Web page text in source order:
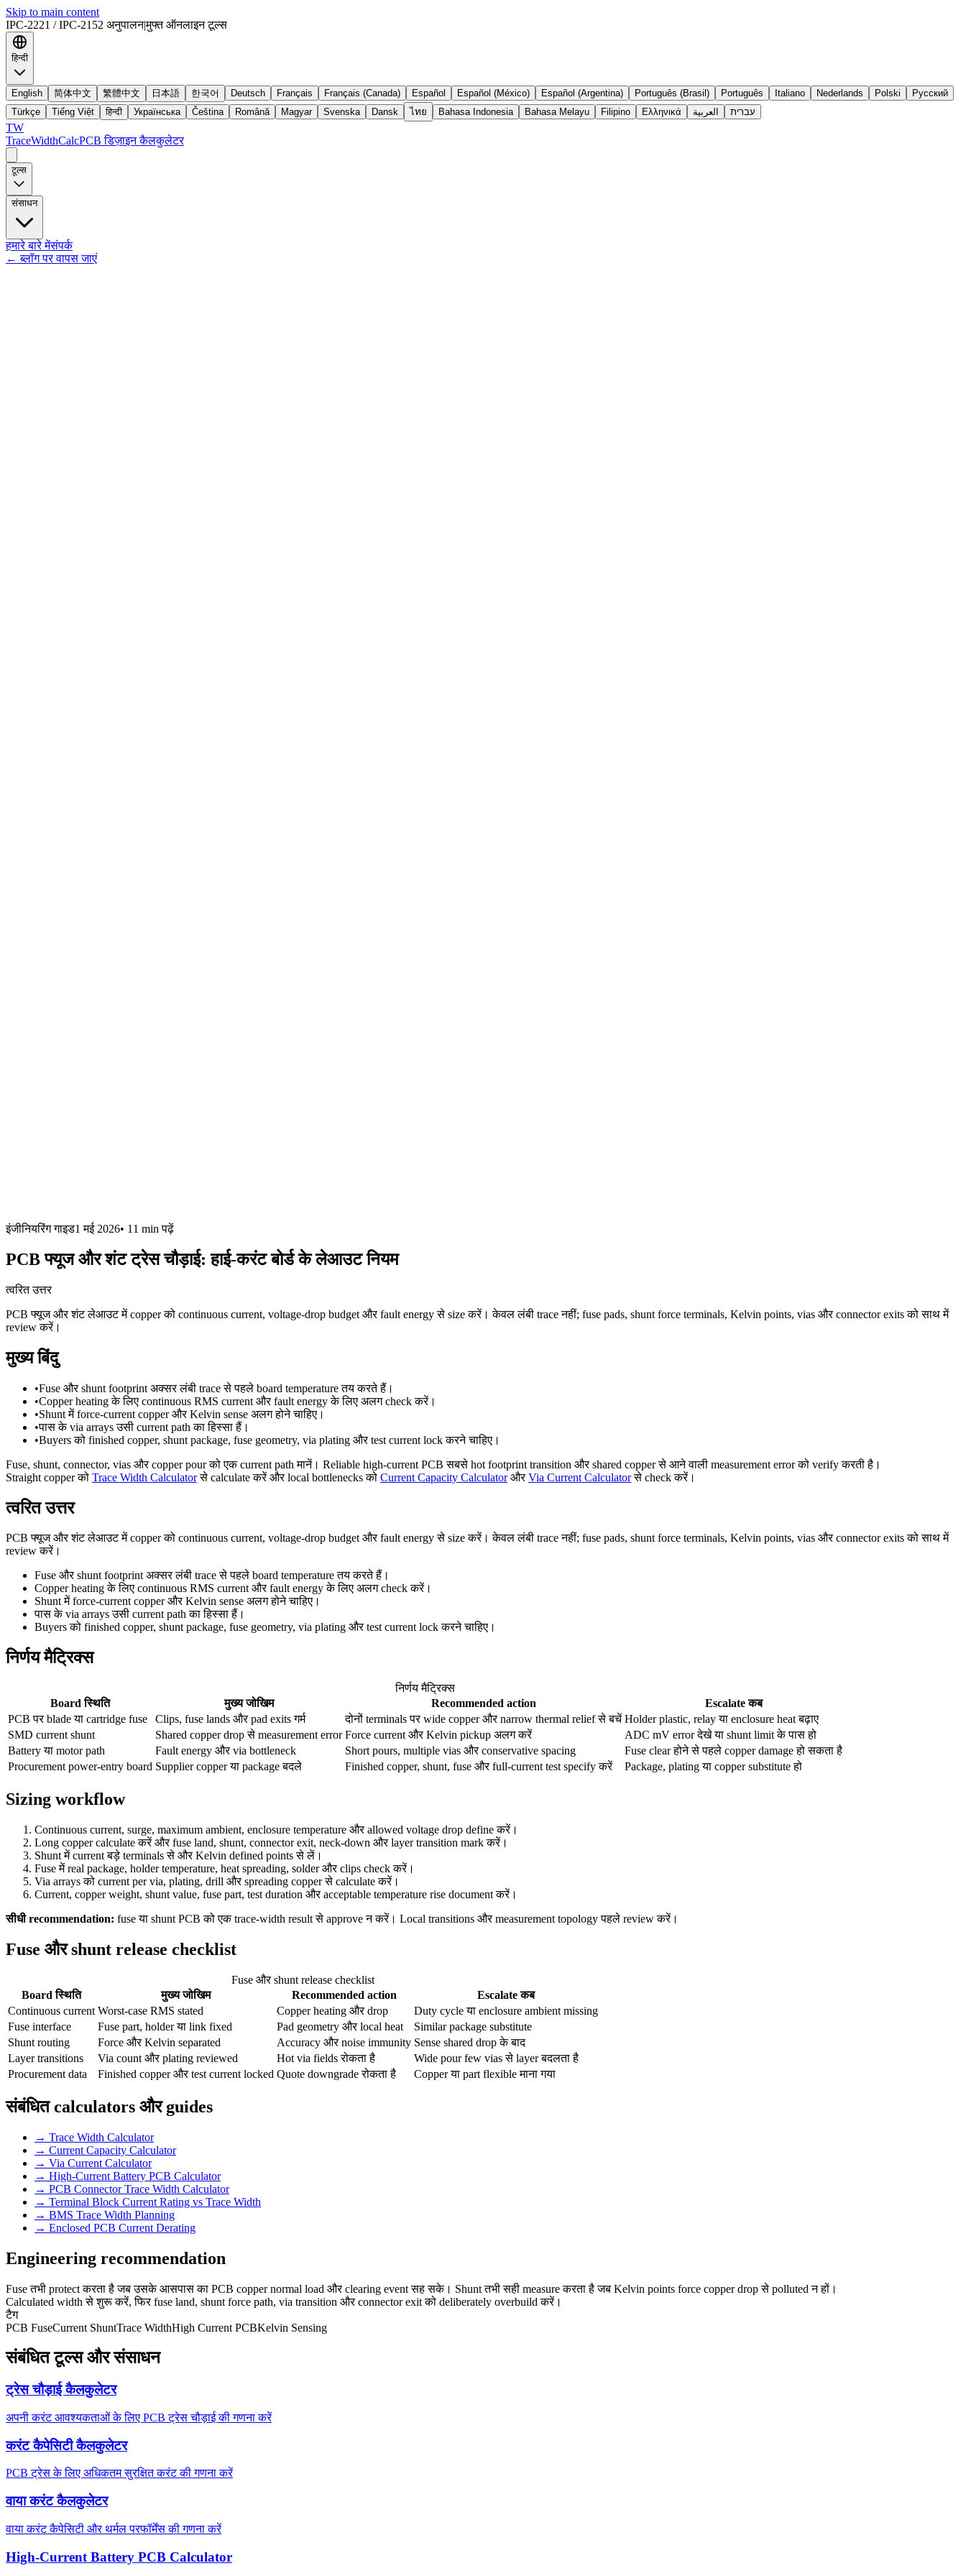
Skip to main content
IPC-2221 / IPC-2152 अनुपालन|मुफ्त ऑनलाइन टूल्स
हिन्दी
English 简体中文 繁體中文 日本語 한국어 Deutsch Français Français (Canada) Español Español (México) Español (Argentina) Português (Brasil) Português Italiano Nederlands Polski
Русский
Türkçe
Tiếng Việt हिन्दी Українська Čeština Română Magyar Svenska Dansk ไทย Bahasa Indonesia Bahasa Melayu Filipino Ελληνικά العربية עברית
TW
TraceWidthCalcPCB डिज़ाइन कैलकुलेटर
टूल्स
संसाधन
हमारे बारे मेंसंपर्क
← ब्लॉग पर वापस जाएं
इंजीनियरिंग गाइड1 मई 2026• 11 min पढ़ें
PCB फ्यूज और शंट ट्रेस चौड़ाई: हाई-करंट बोर्ड के लेआउट नियम
त्वरित उत्तर
PCB फ्यूज और शंट लेआउट में copper को continuous current, voltage-drop budget और fault energy से size करें। केवल लंबी trace नहीं; fuse pads, shunt force terminals, Kelvin points, vias और connector exits को साथ में
review करें।
मुख्य बिंदु
•Fuse और shunt footprint अक्सर लंबी trace से पहले board temperature तय करते हैं।
•Copper heating के लिए continuous RMS current और fault energy के लिए अलग check करें।
•Shunt में force-current copper और Kelvin sense अलग होने चाहिए।
•पास के via arrays उसी current path का हिस्सा हैं।
•Buyers को finished copper, shunt package, fuse geometry, via plating और test current lock करने चाहिए।
Fuse, shunt, connector, vias और copper pour को एक current path मानें। Reliable high-current PCB सबसे hot footprint transition और shared copper से आने वाली measurement error को verify करती है।
Straight copper को Trace Width Calculatorसे calculate करें और local bottlenecks को Current Capacity CalculatorऔरVia Current Calculatorसे check करें।
त्वरित उत्तर
PCB फ्यूज और शंट लेआउट में copper को continuous current, voltage-drop budget और fault energy से size करें। केवल लंबी trace नहीं; fuse pads, shunt force terminals, Kelvin points, vias और connector exits को साथ में
review करें।
Fuse और shunt footprint अक्सर लंबी trace से पहले board temperature तय करते हैं।
Copper heating के लिए continuous RMS current और fault energy के लिए अलग check करें।
Shunt में force-current copper और Kelvin sense अलग होने चाहिए।
पास के via arrays उसी current path का हिस्सा हैं।
Buyers को finished copper, shunt package, fuse geometry, via plating और test current lock करने चाहिए।
निर्णय मैट्रिक्स
निर्णय मैट्रिक्स
Board स्थिति
मुख्य जोखिम Recommended action
Escalate कब
PCB पर blade या cartridge fuse
Clips, fuse lands और pad exits गर्म दोनों terminals पर wide copper और narrow thermal relief से बचें Holder plastic, relay या enclosure heat बढ़ाए
SMD current shunt
Shared copper drop से measurement error Force current और Kelvin pickup अलग करें
ADC mV error देखे या shunt limit के पास हो
Battery या motor path
Fault energy और via bottleneck Short pours, multiple vias और conservative spacing
Fuse clear होने से पहले copper damage हो सकता है
Procurement power-entry board Supplier copper या package बदले Finished copper, shunt, fuse और full-current test specify करें Package, plating या copper substitute हो
Sizing workflow
Continuous current, surge, maximum ambient, enclosure temperature और allowed voltage drop define करें।
Long copper calculate करें और fuse land, shunt, connector exit, neck-down और layer transition mark करें।
Shunt में current बड़े terminals से और Kelvin defined points से लें।
Fuse में real package, holder temperature, heat spreading, solder और clips check करें।
Via arrays को current per via, plating, drill और spreading copper से calculate करें।
Current, copper weight, shunt value, fuse part, test duration और acceptable temperature rise document करें।
सीधी recommendation: fuse या shunt PCB को एक trace-width result से approve न करें। Local transitions और measurement topology पहले review करें।
Fuse और shunt release checklist
Fuse और shunt release checklist
Board स्थिति
मुख्य जोखिम Recommended action
Escalate कब
Continuous current Worst-case RMS stated Copper heating और drop
Duty cycle या enclosure ambient missing
Fuse interface
Fuse part, holder या link fixed Pad geometry और local heat
Similar package substitute
Shunt routing
Force और Kelvin separated Accuracy और noise immunity Sense shared drop के बाद
Layer transitions
Via count और plating reviewed Hot via fields रोकता है
Wide pour few vias से layer बदलता है
Procurement data
Finished copper और test current locked Quote downgrade रोकता है Copper या part flexible माना गया
संबंधित calculators और guides
→ Trace Width Calculator
→ Current Capacity Calculator
→ Via Current Calculator
→ High-Current Battery PCB Calculator
→ PCB Connector Trace Width Calculator
→ Terminal Block Current Rating vs Trace Width
→ BMS Trace Width Planning
→ Enclosed PCB Current Derating
Engineering recommendation
Fuse तभी protect करता है जब उसके आसपास का PCB copper normal load और clearing event सह सके। Shunt तभी सही measure करता है जब Kelvin points force copper drop से polluted न हों।
Calculated width से शुरू करें, फिर fuse land, shunt force path, via transition और connector exit को deliberately overbuild करें।
टैग
PCB FuseCurrent ShuntTrace WidthHigh Current PCBKelvin Sensing
संबंधित टूल्स और संसाधन
ट्रेस चौड़ाई कैलकुलेटर
अपनी करंट आवश्यकताओं के लिए PCB ट्रेस चौड़ाई की गणना करें
करंट कैपेसिटी कैलकुलेटर
PCB ट्रेस के लिए अधिकतम सुरक्षित करंट की गणना करें
वाया करंट कैलकुलेटर
वाया करंट कैपेसिटी और थर्मल परफॉर्मेंस की गणना करें
High-Current Battery PCB Calculator